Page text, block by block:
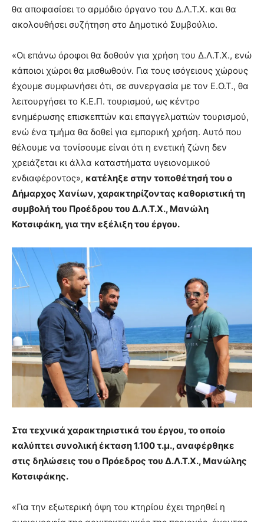
θα αποφασίσει το αρμόδιο όργανο του Δ.Λ.Τ.Χ. και θα
ακολουθήσει συζήτηση στο Δημοτικό Συμβούλιο.
«Οι επάνω όροφοι θα δοθούν για χρήση του Δ.Λ.Τ.Χ., ενώ
κάποιοι χώροι θα μισθωθούν. Για τους ισόγειους χώρους
έχουμε συμφωνήσει ότι, σε συνεργασία με τον Ε.Ο.Τ., θα
λειτουργήσει το Κ.Ε.Π. τουρισμού, ως κέντρο
ενημέρωσης επισκεπτών και επαγγελματιών τουρισμού,
ενώ ένα τμήμα θα δοθεί για εμπορική χρήση. Αυτό που
θέλουμε να τονίσουμε είναι ότι η ενετική ζώνη δεν
χρειάζεται κι άλλα καταστήματα υγειονομικού
ενδιαφέροντος», κατέληξε στην τοποθέτησή του ο
Δήμαρχος Χανίων, χαρακτηρίζοντας καθοριστική τη
συμβολή του Προέδρου του Δ.Λ.Τ.Χ., Μανώλη
Κοτσιφάκη, για την εξέλιξη του έργου.
Στα τεχνικά χαρακτηριστικά του έργου, το οποίο
καλύπτει συνολική έκταση 1.100 τ.μ., αναφέρθηκε
στις δηλώσεις του ο Πρόεδρος του Δ.Λ.Τ.Χ., Μανώλης
Κοτσιφάκης.
«Για την εξωτερική όψη του κτηρίου έχει τηρηθεί η